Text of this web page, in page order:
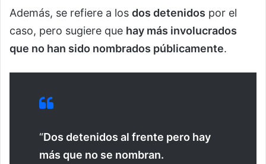
Además, se refiere a los dos detenidos por el
caso, pero sugiere que hay más involucrados
que no han sido nombrados públicamente.
“Dos detenidos al frente pero hay
más que no se nombran.